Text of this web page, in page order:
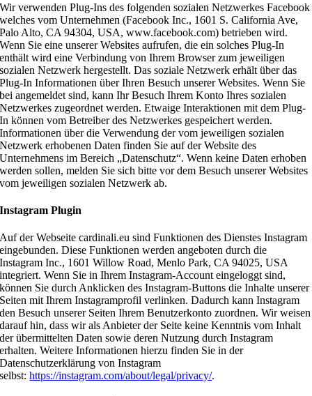
Wir verwenden Plug-Ins des folgenden sozialen Netzwerkes Facebook
welches vom Unternehmen (Facebook Inc., 1601 S. California Ave,
Palo Alto, CA 94304, USA, www.facebook.com) betrieben wird.
Wenn Sie eine unserer Websites aufrufen, die ein solches Plug-In
enthält wird eine Verbindung von Ihrem Browser zum jeweiligen
sozialen Netzwerk hergestellt. Das soziale Netzwerk erhält über das
Plug-In Informationen über Ihren Besuch unserer Websites. Wenn Sie
bei angemeldet sind, kann Ihr Besuch Ihrem Konto Ihres sozialen
Netzwerkes zugeordnet werden. Etwaige Interaktionen mit dem Plug-
In können vom Betreiber des Netzwerkes gespeichert werden.
Informationen über die Verwendung der vom jeweiligen sozialen
Netzwerk erhobenen Daten finden Sie auf der Website des
Unternehmens im Bereich „Datenschutz“. Wenn keine Daten erhoben
werden sollen, melden Sie sich bitte vor dem Besuch unserer Websites
vom jeweiligen sozialen Netzwerk ab.
Instagram Plugin
Auf der Webseite cardinali.eu sind Funktionen des Dienstes Instagram
eingebunden. Diese Funktionen werden angeboten durch die
Instagram Inc., 1601 Willow Road, Menlo Park, CA 94025, USA
integriert. Wenn Sie in Ihrem Instagram-Account eingeloggt sind,
können Sie durch Anklicken des Instagram-Buttons die Inhalte unserer
Seiten mit Ihrem Instagramprofil verlinken. Dadurch kann Instagram
den Besuch unserer Seiten Ihrem Benutzerkonto zuordnen. Wir weisen
darauf hin, dass wir als Anbieter der Seite keine Kenntnis vom Inhalt
der übermittelten Daten sowie deren Nutzung durch Instagram
erhalten. Weitere Informationen hierzu finden Sie in der
Datenschutzerklärung von Instagram
selbst:https://instagram.com/about/legal/privacy/.